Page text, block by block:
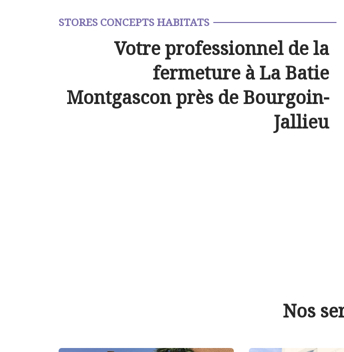
STORES CONCEPTS HABITATS
Votre professionnel de la
fermeture à La Batie
Montgascon près de Bourgoin-
Jallieu
Nos